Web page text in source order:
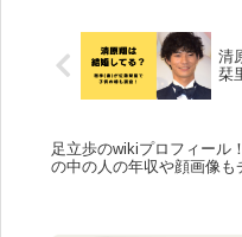
清
栞
足立歩のwikiプロフィール
の中の人の年収や顔画像も